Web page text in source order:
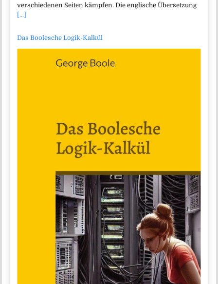
verschiedenen Seiten kämpfen. Die englische Übersetzung
[...]
Das Boolesche Logik-Kalkül